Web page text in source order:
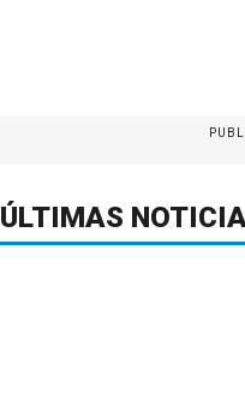
ÚLTIMAS